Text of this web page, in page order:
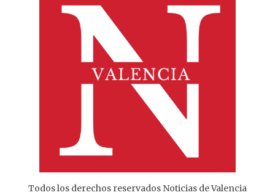
Todos los derechos reservados Noticias de Valencia